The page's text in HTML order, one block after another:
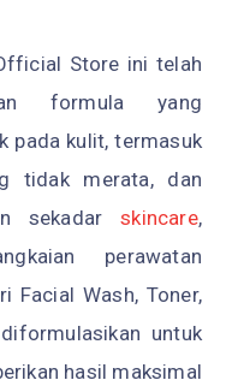
Store ini telah
formula yang
pada kulit, termasuk
tidak merata, dan
sekadarskincare,
perawatan
Facial Wash, Toner,
untuk
hasil maksimal.